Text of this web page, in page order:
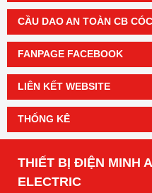
CẦU DAO AN TOÀN CB
FANPAGE FACEBOOK
LIÊN KẾT WEBSITE
THỐNG KÊ
THIẾT BỊ ĐIỆN MINH
ELECTRIC